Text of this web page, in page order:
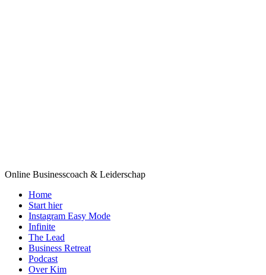
Online Businesscoach & Leiderschap
Home
Start hier
Instagram Easy Mode
Infinite
The Lead
Business Retreat
Podcast
Over Kim